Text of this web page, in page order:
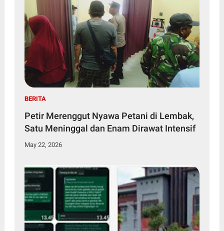
BERITA
Petir Merenggut Nyawa Petani di Lembak,
Satu Meninggal dan Enam Dirawat Intensif
May 22, 2026